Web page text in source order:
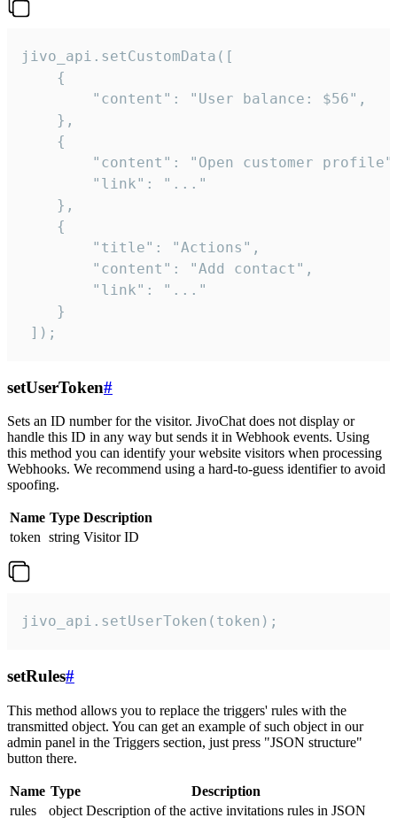
jivo_api.setCustomData([
    {
        "content": "User balance: $56",
    },
    {
"content": "Open customer
        "link": "..."
    },
    {
        "title": "Actions",
        "content": "Add contact",
        "link": "..."
    }
]);
setUserToken#
Sets an ID number for the visitor. JivoChat does not display or
handle this ID in any way but sends it in Webhook events. Using
this method you can identify your website visitors when processing
Webhooks. We recommend using a hard-to-guess identifier to avoid
spoofing.
Name Type Description
token string Visitor ID
jivo_api.setUserToken(token);
setRules#
This method allows you to replace the triggers' rules with the
transmitted object. You can get an example of such object in our
admin panel in the Triggers section, just press "JSON structure"
button there.
Name Type
Description
rules
object Description of the active invitations rules in JSON